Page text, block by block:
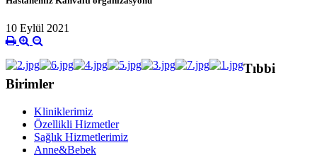
10 Eylül 2021
Tıbbi
Birimler
Kliniklerimiz
Özellikli Hizmetler
Sağlık Hizmetlerimiz
Anne&Bebek